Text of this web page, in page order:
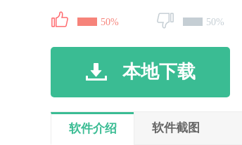
50% 50%
本地下载
软件介绍 软件截图